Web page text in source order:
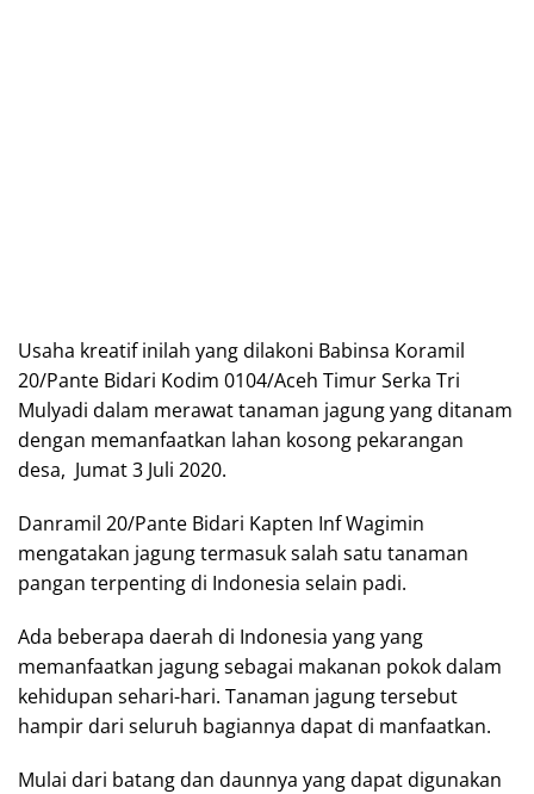
Usaha kreatif inilah yang dilakoni Babinsa Koramil
20/Pante Bidari Kodim 0104/Aceh Timur Serka Tri
Mulyadi dalam merawat tanaman jagung yang ditanam
dengan memanfaatkan lahan kosong pekarangan
desa, Jumat 3 Juli 2020.
Danramil 20/Pante Bidari Kapten Inf Wagimin
mengatakan jagung termasuk salah satu tanaman
pangan terpenting di Indonesia selain padi.
Ada beberapa daerah di Indonesia yang yang
memanfaatkan jagung sebagai makanan pokok dalam
kehidupan sehari-hari. Tanaman jagung tersebut
hampir dari seluruh bagiannya dapat di manfaatkan.
Mulai dari batang dan daunnya yang dapat digunakan